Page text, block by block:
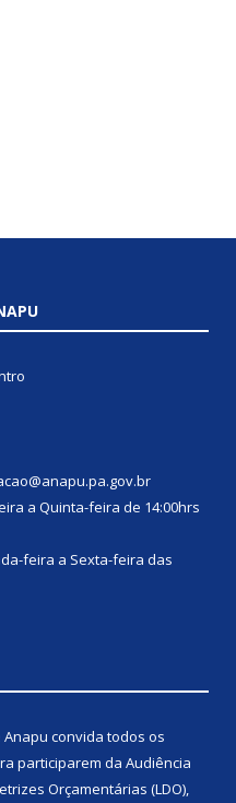
a Quinta-feira de 14:00hrs
feira a Sexta-feira das
Anapu convida todos os
participarem da Audiência
Orçamentárias (LDO),